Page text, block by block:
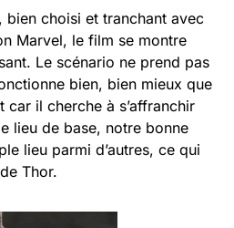
bien choisi et tranchant avec
Marvel, le film se montre
Le scénario ne prend pas
bien, bien mieux que
car il cherche à s’affranchir
lieu de base, notre bonne
lieu parmi d’autres, ce qui
Thor.